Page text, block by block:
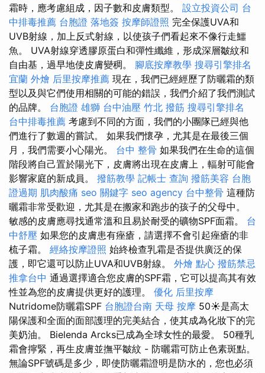
霜時，應考慮組成，因子數和皮膚類型。 設立投資公司 台
中排毒推薦 台胞證 落地簽 按摩師證照 完全保護UVA和
UVB射線，加上反式射線，以使孩子們看起來不像行走鱷
魚。 UVA射線穿透膠原蛋白和彈性纖維，形成深層皺紋和
自由基，過早地使皮膚變稠。 腳底按摩教學 搜尋引擎排名
宜蘭 外燴 后里按摩推薦 現在，我們已經經歷了防曬霜的類
型以及與它們使用相關的可能的錯誤，我們介紹了我們測試
的品牌。 台胞證 雄獅 台中油壓 竹北 撥筋 搜尋引擎排名
台中排毒推薦 考慮到不同的方面，我們的小團隊已經與他
們進行了數週的嘗試。 如果我們懷孕，尤其是在最後三個
月，我們需要小心陽光。 台中 整骨 如果我們在生命的這個
階段將自己置於陽光下，皮膚將出現在皮膚上，輻射可能會
影響家庭的新成員。 撥筋教學 記帳士 查詢 撥筋美容 台胞
證過期 肌肉酸痛 seo 關鍵字 seo agency 台中整骨 這種防
曬霜非常受歡迎，尤其是在搬家和跑步的孩子的父母中。
敏感的皮膚應尋找通常溫和且易於耐受的礦物SPF面霜。 台
中舒壓 如果您的皮膚患有痤瘡，請選擇不會引起痤瘡的非
梳子霜。 經絡按摩證照 始終檢查乳霜是否提供廣泛的保
護，即它還可以防止UVA和UVB射線。 外燴 點心 撥筋禁忌
推拿台中 通過選擇適合您皮膚的SPF霜，它可以提高其有效
性並為您的皮膚提供更好的護理。 優化 后里按摩
Nutridome防曬霜SPF 台胞證台南 天母 按摩 50☀️是高太
陽保護和全面的面部護理的完美結合，使其成為化妝下的完
美奶油。 Bielenda Arcks已成為全球女性的最愛。 50種乳
霜會擰緊，再生皮膚並撫平皺紋 - 防曬霜可防止色素斑點。
無論SPF號碼是多少，即使防曬霜證明是防水的，您也必須